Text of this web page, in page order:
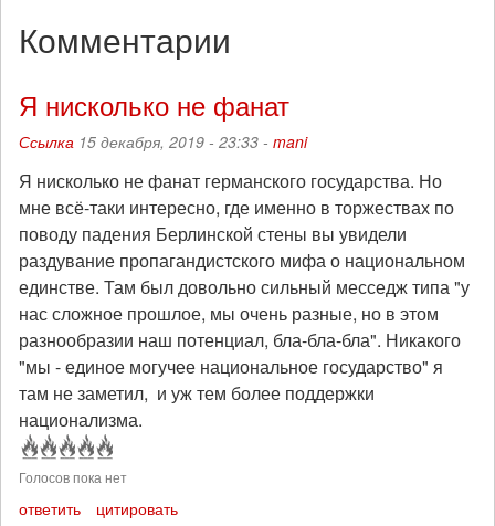
Комментарии
Я нисколько не фанат
Ссылка 15 декабря, 2019 - 23:33 - mani
Я нисколько не фанат германского государства. Но
мне всё-таки интересно, где именно в торжествах по
поводу падения Берлинской стены вы увидели
раздувание пропагандистского мифа о национальном
единстве. Там был довольно сильный месседж типа "у
нас сложное прошлое, мы очень разные, но в этом
разнообразии наш потенциал, бла-бла-бла". Никакого
"мы - единое могучее национальное государство" я
там не заметил, и уж тем более поддержки
национализма.
Голосов пока нет
ответить цитировать